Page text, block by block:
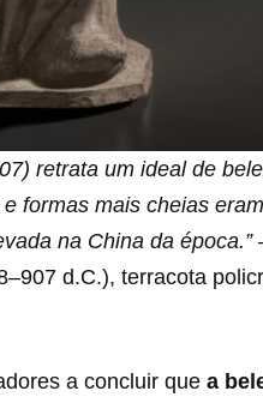
retrata um ideal de
formas mais cheias
na China da época.”
d.C.), terracota
a concluir que a